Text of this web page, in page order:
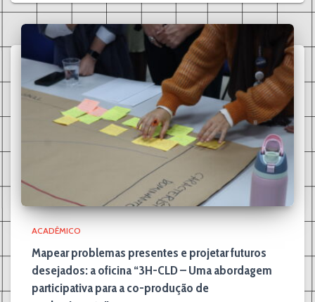
ACADÊMICO
Mapear problemas presentes e projetar futuros
desejados: a oficina “3H-CLD – Uma abordagem
participativa para a co-produção de